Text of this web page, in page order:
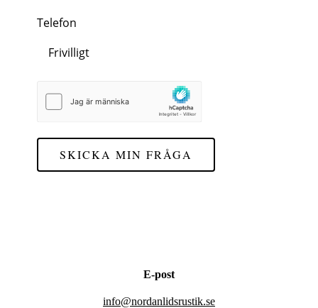
Telefon
SKICKA MIN FRÅGA
E-post
info@nordanlidsrustik.se